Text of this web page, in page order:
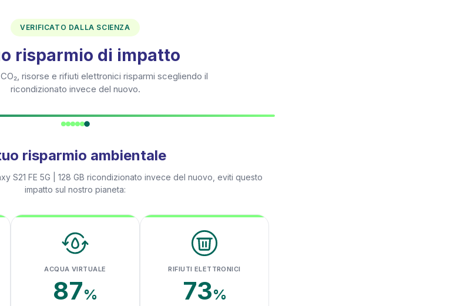
VERIFICATO DALLA SCIENZA
risparmio di impatto
risorse e rifiuti elettronici risparmi scegliendo il
ricondizionato invece del nuovo.
risparmio ambientale
S21 FE 5G | 128 GB ricondizionato invece del nuovo, eviti questo
impatto sul nostro pianeta:
ACQUA VIRTUALE
87%
RIFIUTI ELETTRONICI
73%